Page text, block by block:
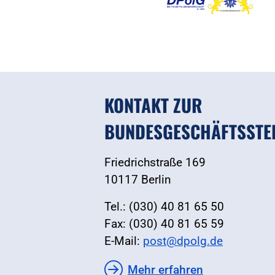
KONTAKT ZUR
Friedrichstraße 169
10117 Berlin
Tel.: (030) 40 81 65 50
Fax: (030) 40 81 65 59
E-Mail: post@dpolg.de
Mehr erfahren